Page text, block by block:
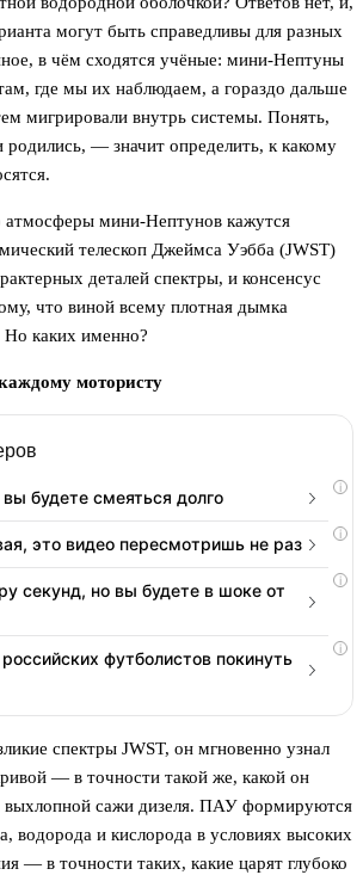
могут быть справедливы для разных
в чём сходятся учёные: мини-Нептуны
где мы их наблюдаем, а гораздо дальше
мигрировали внутрь системы. Понять,
родились, — значит определить, к какому
мини-Нептунов кажутся
телескоп Джеймса Уэбба (JWST)
деталей спектры, и консенсус
что виной всему плотная дымка
Но каких именно?
мотористу
i
будете смеяться долго
i
это видео пересмотришь не раз
i
секунд, но вы будете в шоке от
i
футболистов покинуть
спектры JWST, он мгновенно узнал
— в точности такой же, какой он
выхлопной сажи дизеля. ПАУ формируются
водорода и кислорода в условиях высоких
— в точности таких, какие царят глубоко